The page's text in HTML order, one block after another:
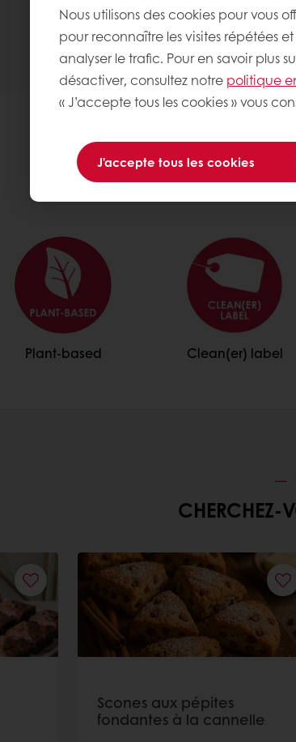
Discover our
Plant-based Clean(er) label
CHERCHEZ-
Scones aux pépites
fondantes à la cannelle
Nous utilisons des cookies pour vous
pour reconnaître les visites répétées
analyser le trafic. Pour en savoir plus
désactiver, consultez notre politique
« J’accepte tous les cookies » vous
J'accepte tous les cookies